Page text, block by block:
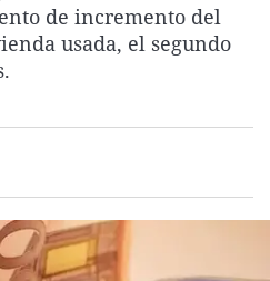
La rosa de los vientos
Gente viajera
Caso
Retornados
Operación Viuda
Extremadura
Galicia
Navarra
Virales
Televisión
de incremento del
usada, el segundo